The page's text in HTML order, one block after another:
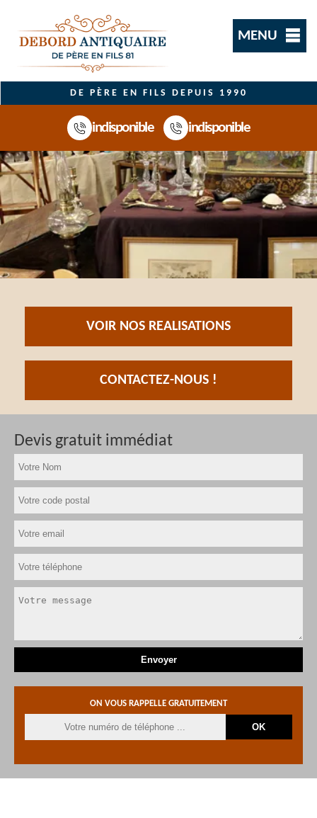
MENU
DE PÈRE EN FILS DEPUIS 1990
indisponible indisponible
VOIR NOS REALISATIONS
CONTACTEZ-NOUS !
Devis gratuit immédiat
ON VOUS RAPPELLE GRATUITEMENT